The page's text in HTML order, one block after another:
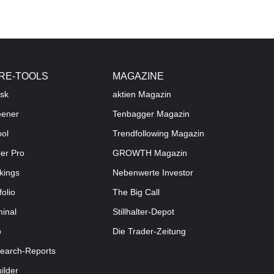
TOOLS
Pro
Reports
MAGAZINE
aktien Magazin
Tenbagger Magazin
Trendfollowing Magazin
GROWTH Magazin
Nebenwerte Investor
The Big Call
Stillhalter-Depot
Die Trader-Zeitung